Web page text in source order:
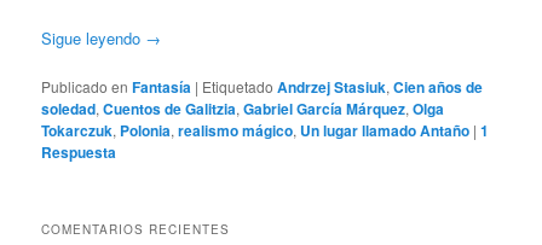
Sigue leyendo →
Publicado en Fantasía | Etiquetado Andrzej Stasiuk,Cien años de
soledad,Cuentos de Galitzia,Gabriel García Márquez,Olga
Tokarczuk, Polonia,realismo mágico, Un lugar llamado Antaño |1
Respuesta
COMENTARIOS RECIENTES